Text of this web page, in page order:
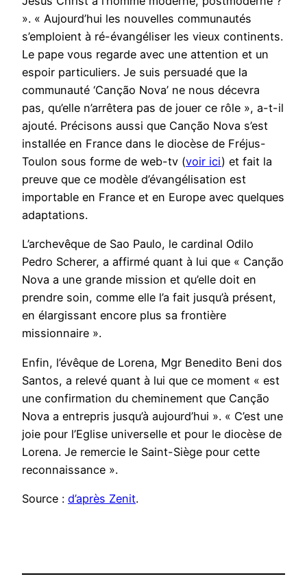
». « Aujourd’hui les nouvelles communautés
s’emploient à ré-évangéliser les vieux continents.
Le pape vous regarde avec une attention et un
espoir particuliers. Je suis persuadé que la
communauté ‘Canção Nova’ ne nous décevra
pas, qu’elle n’arrêtera pas de jouer ce rôle », a-t-il
ajouté. Précisons aussi que Canção Nova s’est
installée en France dans le diocèse de Fréjus-
Toulon sous forme de web-tv (voir ici) et fait la
preuve que ce modèle d’évangélisation est
importable en France et en Europe avec quelques
adaptations.
L’archevêque de Sao Paulo, le cardinal Odilo
Pedro Scherer, a affirmé quant à lui que « Canção
Nova a une grande mission et qu’elle doit en
prendre soin, comme elle l’a fait jusqu’à présent,
en élargissant encore plus sa frontière
missionnaire ».
Enfin, l’évêque de Lorena, Mgr Benedito Beni dos
Santos, a relevé quant à lui que ce moment « est
une confirmation du cheminement que Canção
Nova a entrepris jusqu’à aujourd’hui ». « C’est une
joie pour l’Eglise universelle et pour le diocèse de
Lorena. Je remercie le Saint-Siège pour cette
reconnaissance ».
Source : d’après Zenit.